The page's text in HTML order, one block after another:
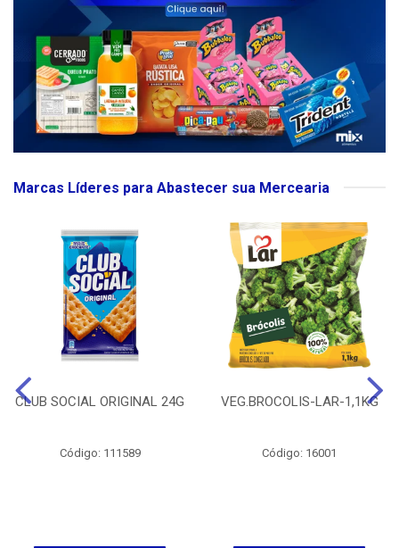
Marcas Líderes para Abastecer sua Mercearia
CLUB SOCIAL ORIGINAL 24G
Código: 111589
VEG.BROCOLIS-LAR-1,1KG
Código: 16001